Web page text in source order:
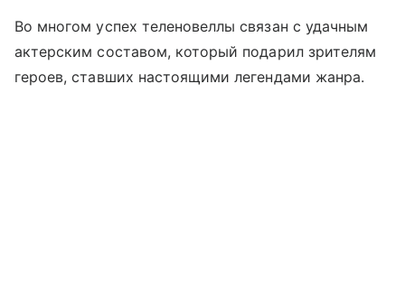
Во многом успех теленовеллы связан с удачным
актерским составом, который подарил зрителям
героев, ставших настоящими легендами жанра.